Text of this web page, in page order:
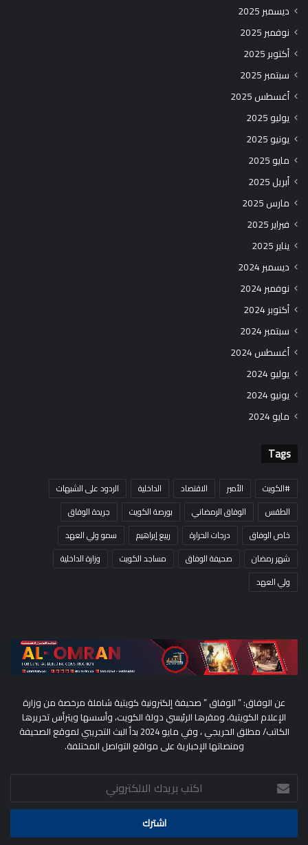
ديسمبر 2025
نوفمبر 2025
أكتوبر 2025
سبتمبر 2025
أغسطس 2025
يوليو 2025
يونيو 2025
مايو 2025
أبريل 2025
مارس 2025
فبراير 2025
يناير 2025
ديسمبر 2024
نوفمبر 2024
أكتوبر 2024
سبتمبر 2024
أغسطس 2024
يوليو 2024
يونيو 2024
مايو 2024
Tags
#الكويت الأمير الاقتصاد الداخلية
الردود على الشبهات
الطقس
الوفاق الرمضاني بورصة الكويت
جريدة الوفاق
خاص الوفاق
درجات الحرارة ربيع إبراهيم
سمو ولي العهد
شهر رمضان
صحيفة الوفاق مساجد الكويت
وزارة الداخلية
ولي العهد
عن الوفاق: ” الوفاق ” صحيفة إلكترونية كويتية شاملة مرخصة من وزارة
الإعلام الكويتية، ومقرها الرئيسي دولة الكويت، وأسسها ويترأس تحريرها
الكاتب/ مطلق الحريجي ، وفي مايو 2024 بدأ البث التجريبي لموقع الصحيفة
ومنصاتها الإخبارية على مواقع التواصل المختلفة.
اكتب
بريدك
الالكتروني